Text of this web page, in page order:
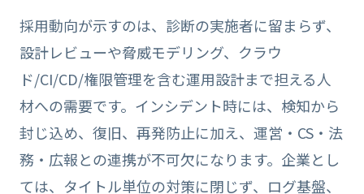
採用動向が示すのは、診断の実施者に留まらず、
設計レビューや脅威モデリング、クラウ
ド/CI/CD/権限管理を含む運用設計まで担える人
材への需要です。インシデント時には、検知から
封じ込め、復旧、再発防止に加え、運営・CS・法
務・広報との連携が不可欠になります。企業とし
ては、タイトル単位の対策に閉じず、ログ基盤、